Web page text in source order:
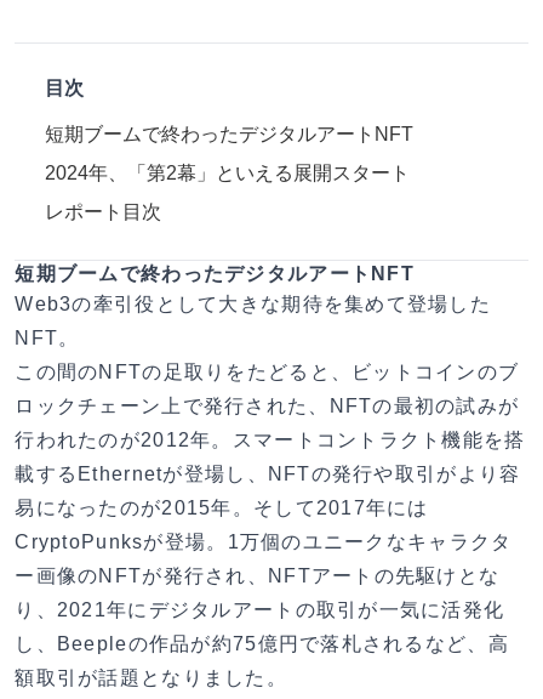
目次
短期ブームで終わったデジタルアートNFT
2024年、「第2幕」といえる展開スタート
レポート目次
短期ブームで終わったデジタルアートNFT
Web3の牽引役として大きな期待を集めて登場した
NFT。
この間のNFTの足取りをたどると、ビットコインのブ
ロックチェーン上で発行された、NFTの最初の試みが
行われたのが2012年。スマートコントラクト機能を搭
載するEthernetが登場し、NFTの発行や取引がより容
易になったのが2015年。そして2017年には
CryptoPunksが登場。1万個のユニークなキャラクタ
ー画像のNFTが発行され、NFTアートの先駆けとな
り、2021年にデジタルアートの取引が一気に活発化
し、Beepleの作品が約75億円で落札されるなど、高
額取引が話題となりました。